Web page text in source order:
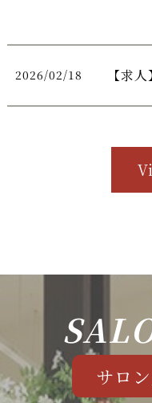
2026/02/18
サロ